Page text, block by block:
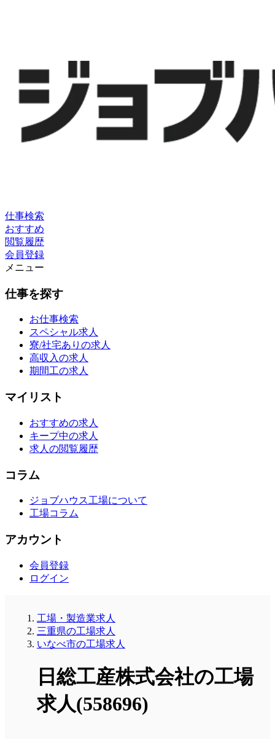
仕事検索
おすすめ
閲覧履歴
会員登録
メニュー
仕事を探す
お仕事検索
スペシャル求人
寮/社宅ありの求人
高収入の求人
期間工の求人
マイリスト
おすすめの求人
キープ中の求人
求人の閲覧履歴
コラム
ジョブハウス工場について
工場コラム
アカウント
会員登録
ログイン
工場・製造業求人
三重県の工場求人
いなべ市の工場求人
日総工産株式会社の工場
求人(558696)